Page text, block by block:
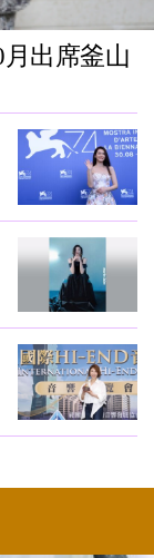
出席釜山